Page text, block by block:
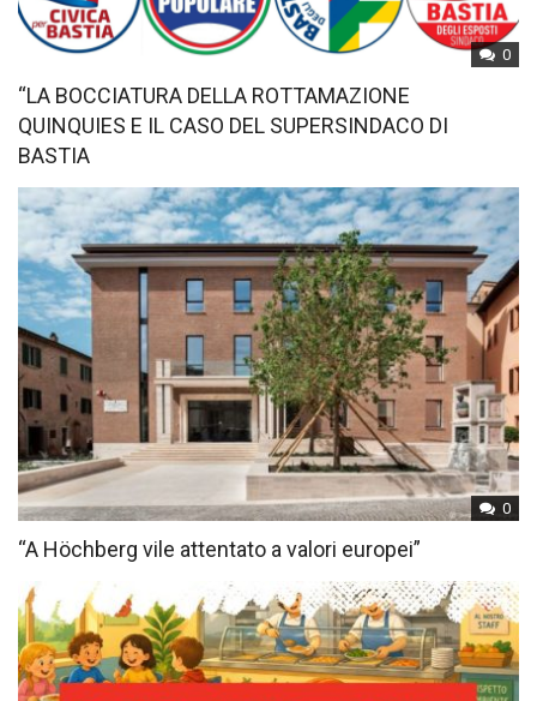
0
“LA BOCCIATURA DELLA ROTTAMAZIONE
QUINQUIES E IL CASO DEL SUPERSINDACO DI
BASTIA
0
“A Höchberg vile attentato a valori europei”